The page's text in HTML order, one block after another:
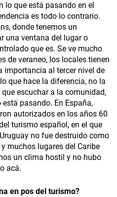
lo que está pasando en el
es todo lo contrario.
donde tenemos un
una ventana del lugar o
que es. Se ve mucho
de veraneo, los locales tienen
importancia al tercer nivel de
que hace la diferencia, no la
escuchar a la comunidad,
pasando. En España,
autorizados en los años 60
turismo español, en el que
no fue destruido como
muchos lugares del Caribe
un clima hostil y no hubo
acá.
en pos del turismo?